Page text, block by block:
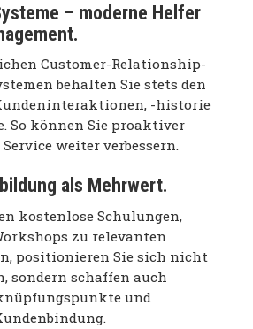
– moderne Helfer
Customer-Relationship-
behalten Sie stets den
-historie
So können Sie proaktiver
weiter verbessern.
als Mehrwert.
kostenlose Schulungen,
zu relevanten
positionieren Sie sich nicht
sondern schaffen auch
und